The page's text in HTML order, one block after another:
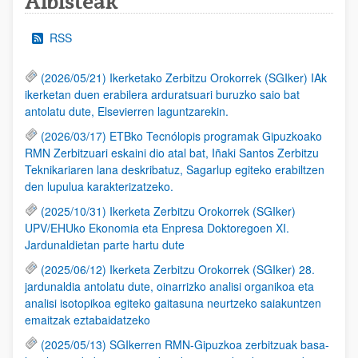
RSS
(2026/05/21) Ikerketako Zerbitzu Orokorrek (SGIker) IAk
ikerketan duen erabilera arduratsuari buruzko saio bat
antolatu dute, Elsevierren laguntzarekin.
(2026/03/17) ETBko Tecnólopis programak Gipuzkoako
RMN Zerbitzuari eskaini dio atal bat, Iñaki Santos Zerbitzu
Teknikariaren lana deskribatuz, Sagarlup egiteko erabiltzen
den lupulua karakterizatzeko.
(2025/10/31) Ikerketa Zerbitzu Orokorrek (SGIker)
UPV/EHUko Ekonomia eta Enpresa Doktoregoen XI.
Jardunaldietan parte hartu dute
(2025/06/12) Ikerketa Zerbitzu Orokorrek (SGIker) 28.
jardunaldia antolatu dute, oinarrizko analisi organikoa eta
analisi isotopikoa egiteko gaitasuna neurtzeko saiakuntzen
emaitzak eztabaidatzeko
(2025/05/13) SGIkerren RMN-Gipuzkoa zerbitzuak basa-